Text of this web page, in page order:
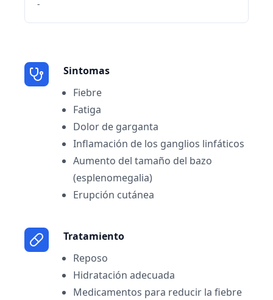
-
Sintomas
Fiebre
Fatiga
Dolor de garganta
Inflamación de los ganglios linfáticos
Aumento del tamaño del bazo
(esplenomegalia)
Erupción cutánea
Tratamiento
Reposo
Hidratación adecuada
Medicamentos para reducir la fiebre